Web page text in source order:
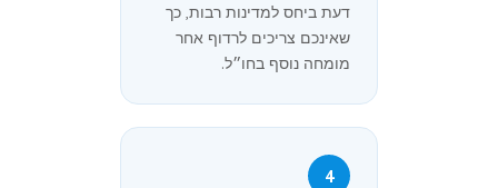
דעת ביחס למדינות רבות, כך
שאינכם צריכים לרדוף אחר
מומחה נוסף בחו״ל.
4